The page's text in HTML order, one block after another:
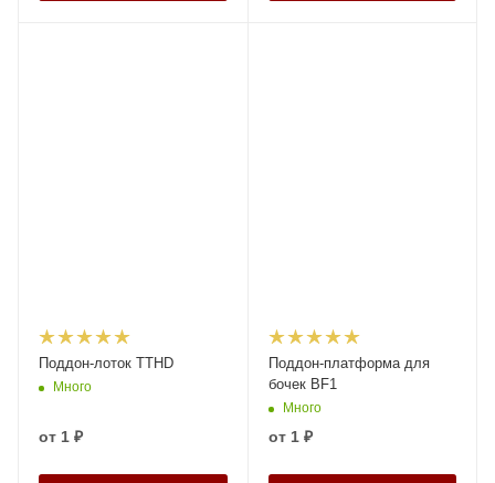
Поддон-лоток TTHD
Много
от 1 ₽
Поддон-платформа для
бочек BF1
Много
от 1 ₽